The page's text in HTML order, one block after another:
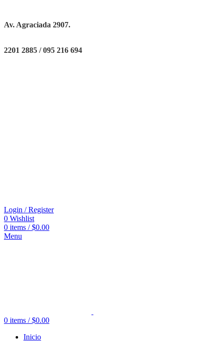
Av. Agraciada 2907.
2201 2885 / 095 216 694
Login / Register
0 Wishlist
0 items / $0.00
Menu
0 items / $0.00
Inicio